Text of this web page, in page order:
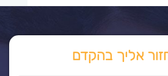
אליך בהקדם